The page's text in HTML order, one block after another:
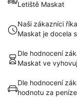
Letiště Maskat
Naši zákazníci
Maskat je docela
Dle hodnocení
Maskat ve
Dle hodnocení
hodnotu za peníze